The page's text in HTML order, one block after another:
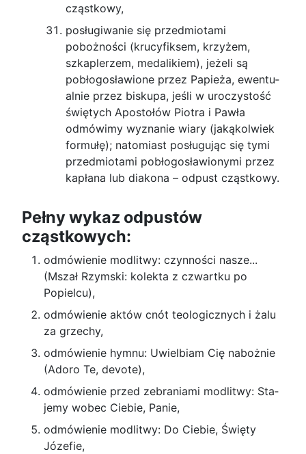
cząstkowy,
posługiwanie się przedmiotami
pobożności (kru­cyfiksem, krzyżem,
szkaplerzem, medalikiem), jeżeli są
pobłogosławione przez Papieża, ewentu­
alnie przez biskupa, jeśli w uroczystość
świętych Apostołów Piotra i Pawła
odmówimy wyznanie wiary (jakąkolwiek
formułę); natomiast posługując się tymi
przedmiotami pobłogosławionymi przez
kapłana lub diakona – odpust cząstkowy.
Pełny wykaz odpustów
cząstkowych:
odmówienie modlitwy: czynności nasze...
(Mszał Rzymski: kolekta z czwartku po
Popielcu),
odmówienie aktów cnót teologicznych i żalu
za grzechy,
odmówienie hymnu: Uwielbiam Cię nabożnie
(Adoro Te, devote),
odmówienie przed zebraniami modlitwy: Sta­
jemy wobec Ciebie, Panie,
odmówienie modlitwy: Do Ciebie, Święty
Józe­fie,